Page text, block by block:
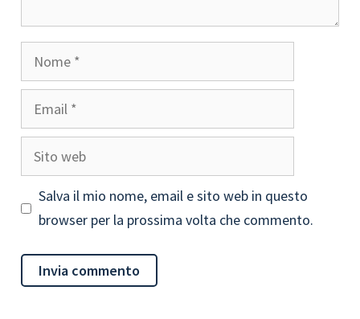
Nome
Email
Sito
web
Salva il mio nome, email e sito web in questo
browser per la prossima volta che commento.